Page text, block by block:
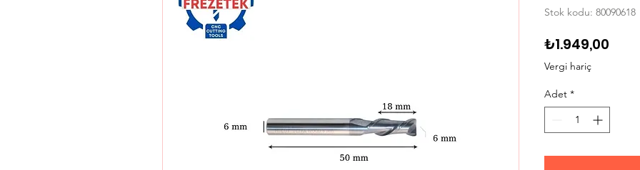
Stok kodu: 80090618
₺1.949,00
Vergi hariç
Adet *